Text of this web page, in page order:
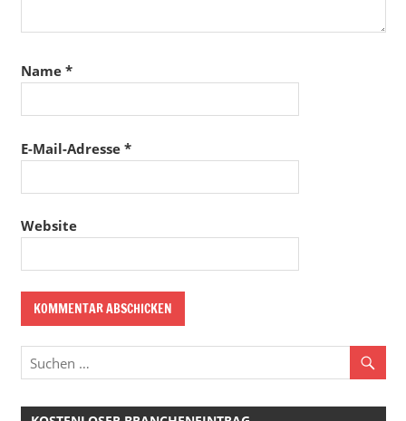
Name *
E-Mail-Adresse *
Website